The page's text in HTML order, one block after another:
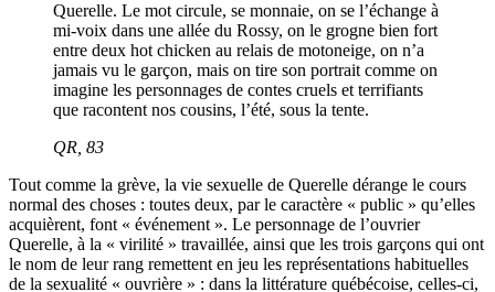
Querelle. Le mot circule, se monnaie, on se l’échange à
mi-voix dans une allée du Rossy, on le grogne bien fort
entre deux hot chicken au relais de motoneige, on n’a
jamais vu le garçon, mais on tire son portrait comme on
imagine les personnages de contes cruels et terrifiants
que racontent nos cousins, l’été, sous la tente.
QR , 83
Tout comme la grève, la vie sexuelle de Querelle dérange le cours
normal des choses : toutes deux, par le caractère « public » qu’elles
acquièrent, font « événement ». Le personnage de l’ouvrier
Querelle, à la « virilité » travaillée, ainsi que les trois garçons qui ont
le nom de leur rang remettent en jeu les représentations habituelles
de la sexualité « ouvrière » : dans la littérature québécoise, celles-ci,